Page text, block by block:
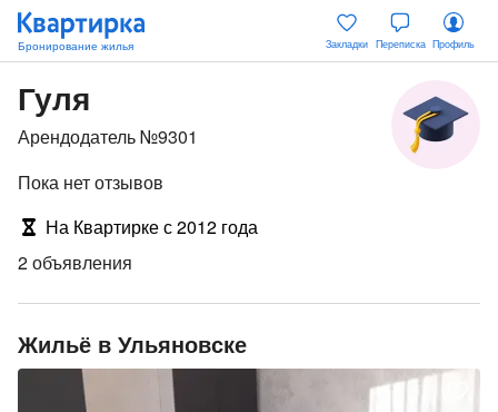
Закладки Переписка Профиль
Гуля
Арендодатель №9301
Пока нет отзывов
На Квартирке с 2012 года
2 объявления
Жильё в Ульяновске